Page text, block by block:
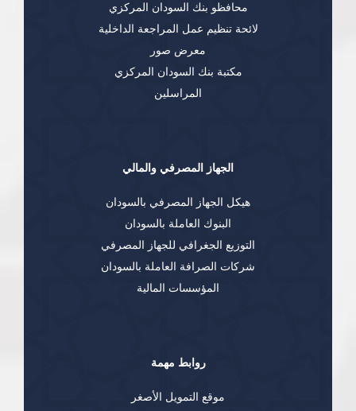
محافظو بنك السودان المركزي
لائحة تنظيم عمل المراجعة الداخلية
معرض صور
مكتبة بنك السودان المركزي
المراسلين
الجهاز المصرفي والمالي
هيكل الجهاز المصرفي بالسودان
البنوك العاملة بالسودان
التوزيع الجغرافي للجهاز المصرفي
شركات الصرافة العاملة بالسودان
المؤسسات المالية
روابط مهمة
موقع التمويل الأصغر